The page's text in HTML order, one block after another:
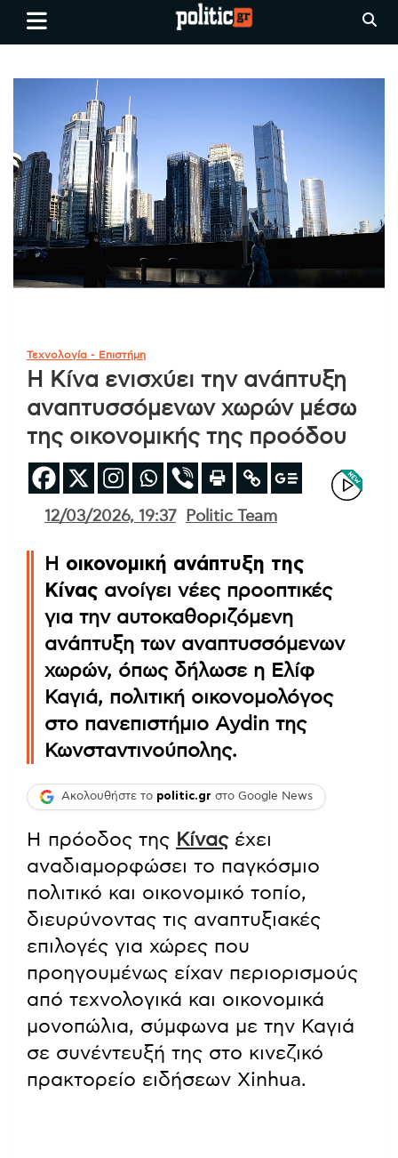
Skip
Ειδήσεις απο τη
Θεσσαλονίκη, την Ελλάδα και
όλο τον Κόσμο
politic.gr
Τεχνολογία - Επιστήμη
Η Κίνα ενισχύει την ανάπτυξη
αναπτυσσόμενων χωρών μέσω
της οικονομικής της προόδου
12/03/2026, 19:37 Politic Team
Η οικονομική ανάπτυξη της
Κίνας ανοίγει νέες προοπτικές
για την αυτοκαθοριζόμενη
ανάπτυξη των αναπτυσσόμενων
χωρών, όπως δήλωσε η Ελίφ
Καγιά, πολιτική οικονομολόγος
στο πανεπιστήμιο Aydin της
Κωνσταντινούπολης.
Ακολουθήστε το politic.gr στο Google News
Η πρόοδος της Κίναςέχει
αναδιαμορφώσει το παγκόσμιο
πολιτικό και οικονομικό τοπίο,
διευρύνοντας τις αναπτυξιακές
επιλογές για χώρες που
προηγουμένως είχαν περιορισμούς
από τεχνολογικά και οικονομικά
μονοπώλια, σύμφωνα με την Καγιά
σε συνέντευξή της στο κινεζικό
πρακτορείο ειδήσεων Xinhua.